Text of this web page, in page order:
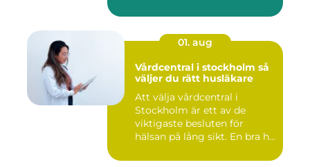
01. aug
Vårdcentral i stockholm så
väljer du rätt husläkare
Att välja vårdcentral i
Stockholm är ett av de
viktigaste besluten för
hälsan på lång sikt. En bra h...